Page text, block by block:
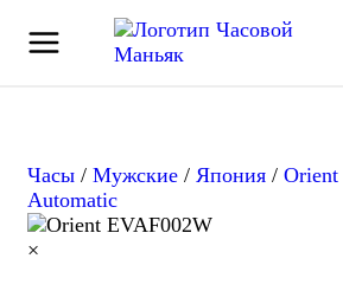
Часы / Мужские / Япония / Orient
Automatic
×